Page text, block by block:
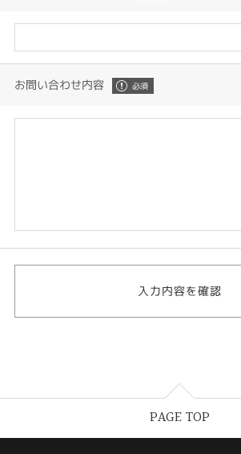
お問い合わせ内容
PAGE TOP